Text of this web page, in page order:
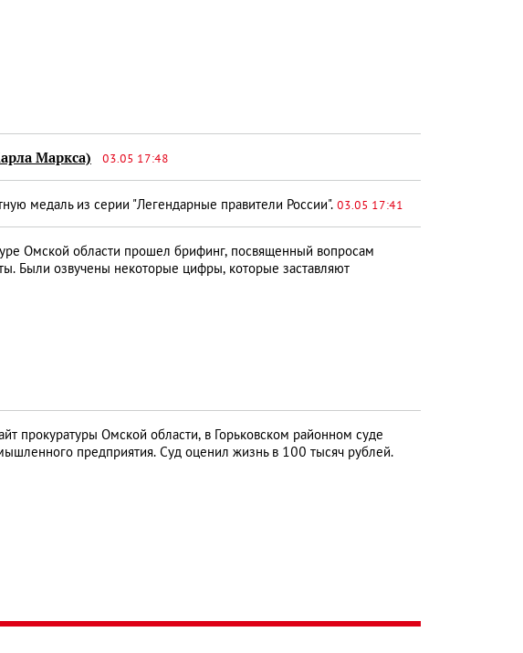
Маркса) 03.05 17:48
медаль из серии "Легендарные правители России". 03.05 17:41
Омской области прошел брифинг, посвященный вопросам
Были озвучены некоторые цифры, которые заставляют
прокуратуры Омской области, в Горьковском районном суде
предприятия. Суд оценил жизнь в 100 тысяч рублей.